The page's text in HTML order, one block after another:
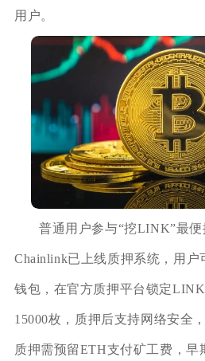
用户。
普通用户参与“挖LINK”最便
Chainlink已上线质押系统，用户
钱包，在官方质押平台锁定
15000枚，质押后支持网络安全
质押需预留ETH支付矿工费，早